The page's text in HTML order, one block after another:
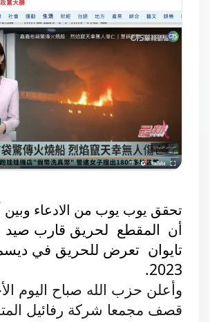
تحقق يوب يوب من الادعاء
أن المقطع لحريق قارب
تايوان تعرض للحريق في
2023.
وأعلن حزب الله صباح اليوم
قصف مجمعا شركة رفائيل